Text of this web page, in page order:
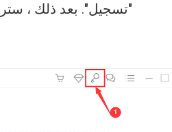
"تسجيل". بعد ذلك ،